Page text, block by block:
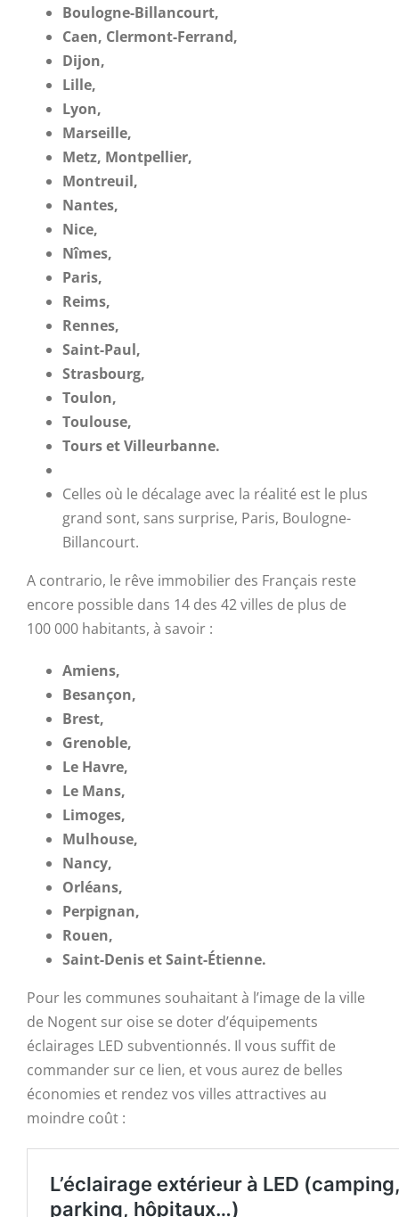
Boulogne-Billancourt,
Caen, Clermont-Ferrand,
Dijon,
Lille,
Lyon,
Marseille,
Metz, Montpellier,
Montreuil,
Nantes,
Nice,
Nîmes,
Paris,
Reims,
Rennes,
Saint-Paul,
Strasbourg,
Toulon,
Toulouse,
Tours et Villeurbanne.
Celles où le décalage avec la réalité est le plus
grand sont, sans surprise, Paris, Boulogne-
Billancourt.
A contrario, le rêve immobilier des Français reste
encore possible dans 14 des 42 villes de plus de
100 000 habitants, à savoir :
Amiens,
Besançon,
Brest,
Grenoble,
Le Havre,
Le Mans,
Limoges,
Mulhouse,
Nancy,
Orléans,
Perpignan,
Rouen,
Saint-Denis et Saint-Étienne.
Pour les communes souhaitant à l’image de la ville
de Nogent sur oise se doter d’équipements
éclairages LED subventionnés. Il vous suffit de
commander sur ce lien, et vous aurez de belles
économies et rendez vos villes attractives au
moindre coût :